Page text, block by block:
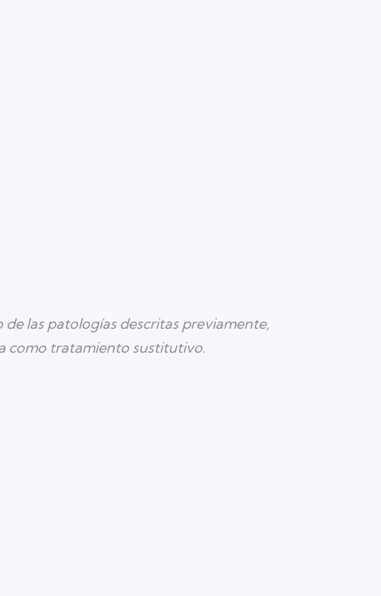
las patologías descritas previamente,
como tratamiento sustitutivo.